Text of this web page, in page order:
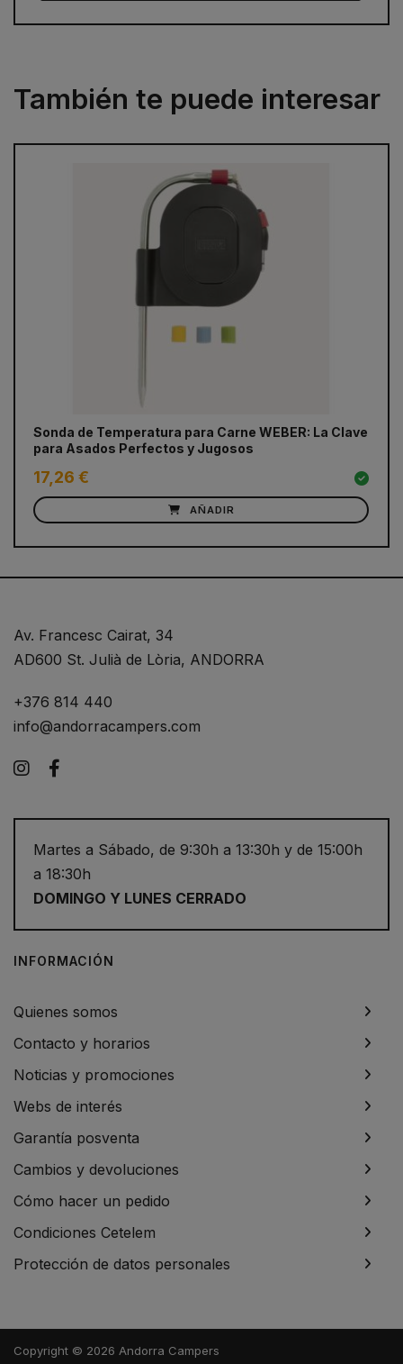
También te puede interesar
Sonda de Temperatura para Carne WEBER: La Clave
para Asados Perfectos y Jugosos
17,26 €
AÑADIR
Av. Francesc Cairat, 34
AD600 St. Julià de Lòria, ANDORRA
+376 814 440
info@andorracampers.com
Instagram
Martes a Sábado, de 9:30h a 13:30h y de 15:00h
a 18:30h
DOMINGO Y LUNES CERRADO
INFORMACIÓN
Quienes somos
Contacto y horarios
Noticias y promociones
Webs de interés
Garantía posventa
Cambios y devoluciones
Cómo hacer un pedido
Condiciones Cetelem
Protección de datos personales
Copyright © 2026 Andorra Campers